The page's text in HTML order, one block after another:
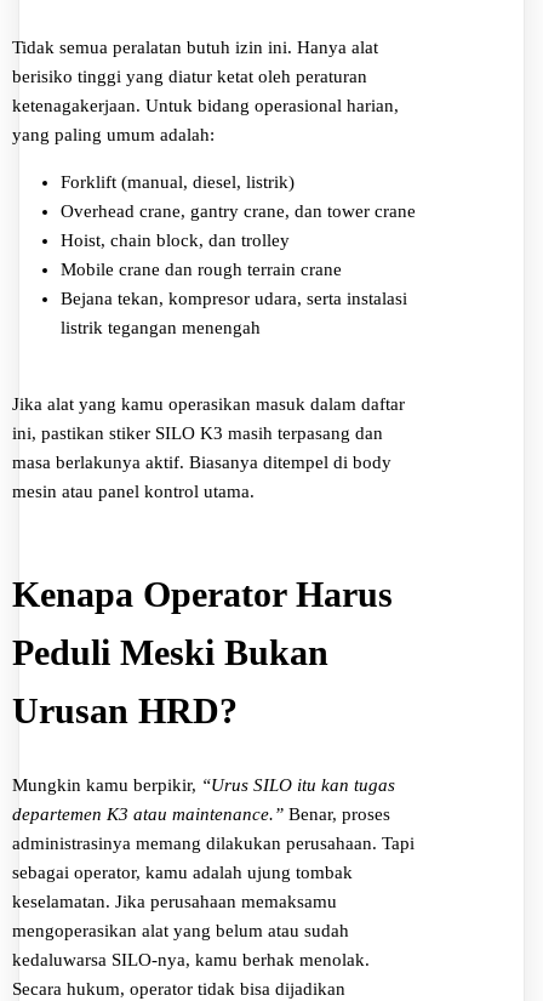
Tidak semua peralatan butuh izin ini. Hanya alat
berisiko tinggi yang diatur ketat oleh peraturan
ketenagakerjaan. Untuk bidang operasional harian,
yang paling umum adalah:
Forklift (manual, diesel, listrik)
Overhead crane, gantry crane, dan tower crane
Hoist, chain block, dan trolley
Mobile crane dan rough terrain crane
Bejana tekan, kompresor udara, serta instalasi
listrik tegangan menengah
Jika alat yang kamu operasikan masuk dalam daftar
ini, pastikan stiker SILO K3 masih terpasang dan
masa berlakunya aktif. Biasanya ditempel di body
mesin atau panel kontrol utama.
Kenapa Operator Harus
Peduli Meski Bukan
Urusan HRD?
Mungkin kamu berpikir, “Urus SILO itu kan tugas
departemen K3 atau maintenance.” Benar, proses
administrasinya memang dilakukan perusahaan. Tapi
sebagai operator, kamu adalah ujung tombak
keselamatan. Jika perusahaan memaksamu
mengoperasikan alat yang belum atau sudah
kedaluwarsa SILO-nya, kamu berhak menolak.
Secara hukum, operator tidak bisa dijadikan